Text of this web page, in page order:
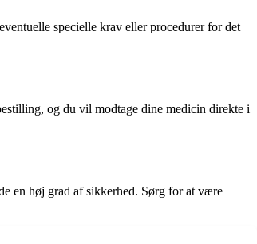
specielle krav eller procedurer for det
og du vil modtage dine medicin direkte i
en høj grad af sikkerhed. Sørg for at være